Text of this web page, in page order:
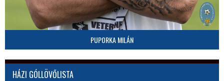
PUPORKA MILÁN
HÁZI GÓLLÖVŐLISTA